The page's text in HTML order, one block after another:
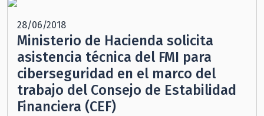
28/06/2018
Ministerio de Hacienda solicita
asistencia técnica del FMI para
ciberseguridad en el marco del
trabajo del Consejo de Estabilidad
Financiera (CEF)